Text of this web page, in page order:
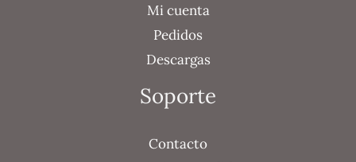
Mi cuenta
Pedidos
Descargas
Soporte
Contacto